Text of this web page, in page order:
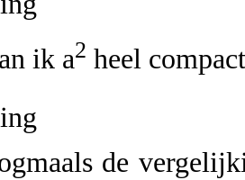
ik a2 heel
de